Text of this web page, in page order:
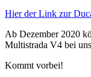
Hier der Link zur
Ab Dezember 2020
Multistrada V4 bei
Kommt vorbei!